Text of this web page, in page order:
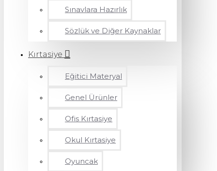
Sınavlara Hazırlık
Sözlük ve Diğer Kaynaklar
Kırtasiye
Eğitici Materyal
Genel Ürünler
Ofis Kırtasiye
Okul Kırtasiye
Oyuncak